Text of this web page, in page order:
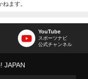
ます。
YouTube
スポーツナビ
公式チャンネル
JAPAN